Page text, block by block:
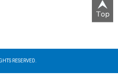
RESERVED.